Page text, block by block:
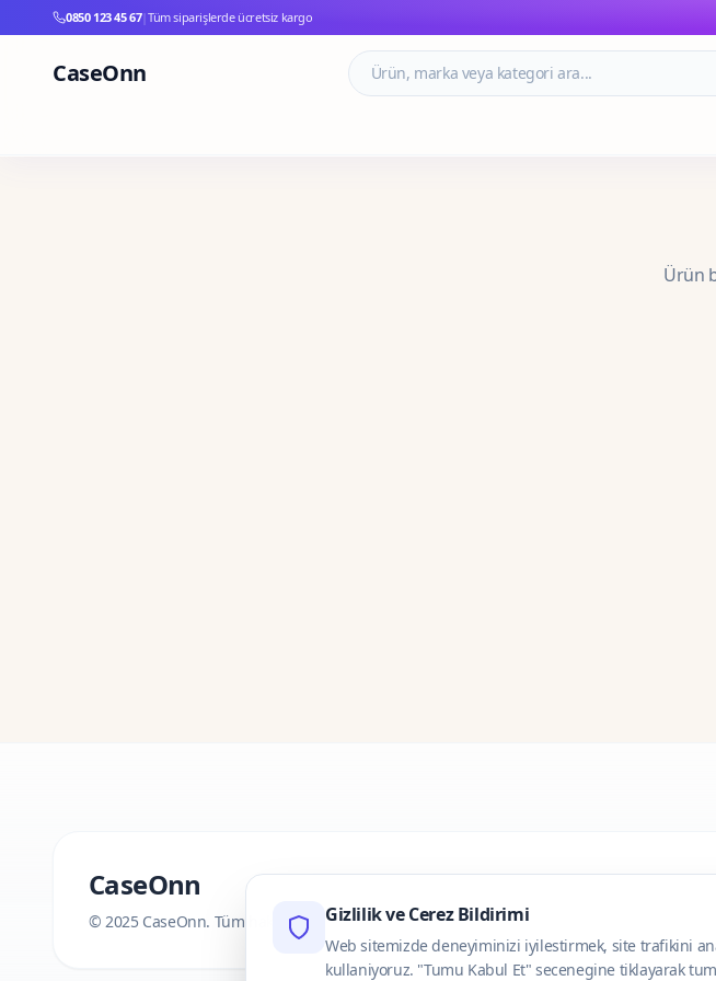
0850 123 45 67|Tüm siparişlerde ücretsiz kargo
CaseOnn
Ürün
CaseOnn
© 2025 CaseOnn. Tüm hakları saklıdır.Gizlilik ve Cerez Bildirimi
Web sitemizde deneyiminizi iyilestirmek, site trafikini
kullaniyoruz. "Tumu Kabul Et" secenegine tiklayarak